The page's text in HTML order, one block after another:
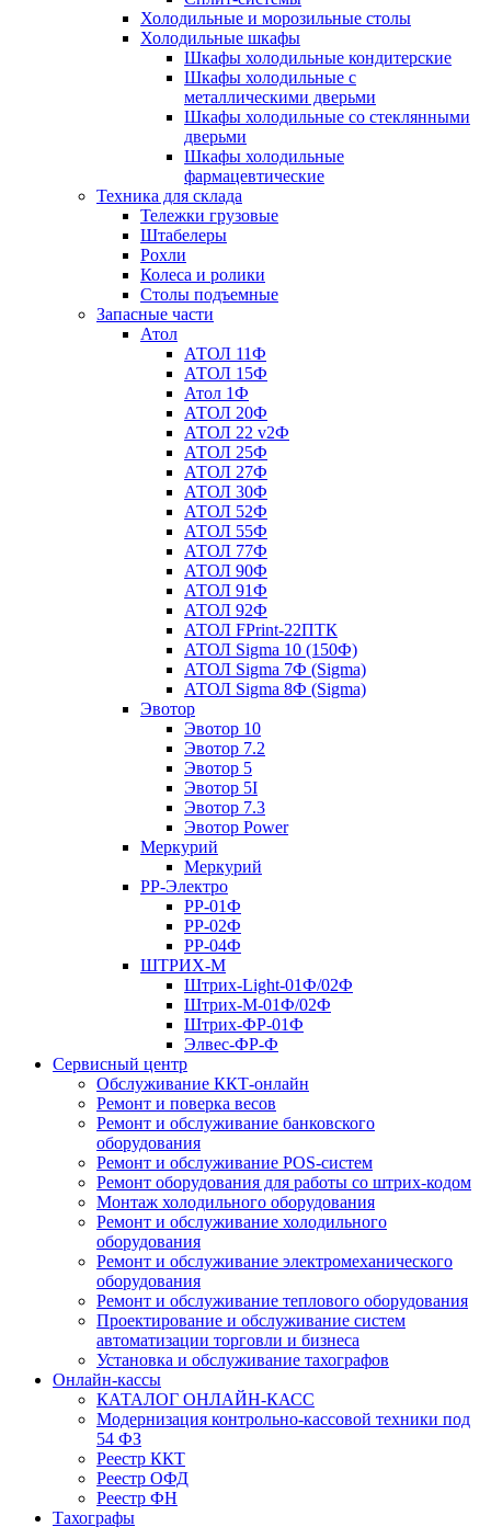
Холодильные и морозильные столы
Холодильные шкафы
Шкафы холодильные кондитерские
Шкафы холодильные с
металлическими дверьми
Шкафы холодильные со стеклянными
дверьми
Шкафы холодильные
фармацевтические
Техника для склада
Тележки грузовые
Штабелеры
Рохли
Колеса и ролики
Столы подъемные
Запасные части
Атол
АТОЛ 11Ф
АТОЛ 15Ф
Атол 1Ф
АТОЛ 20Ф
АТОЛ 22 v2Ф
АТОЛ 25Ф
АТОЛ 27Ф
АТОЛ 30Ф
АТОЛ 52Ф
АТОЛ 55Ф
АТОЛ 77Ф
АТОЛ 90Ф
АТОЛ 91Ф
АТОЛ 92Ф
АТОЛ FPrint-22ПТК
АТОЛ Sigma 10 (150Ф)
АТОЛ Sigma 7Ф (Sigma)
АТОЛ Sigma 8Ф (Sigma)
Эвотор
Эвотор 10
Эвотор 7.2
Эвотор 5
Эвотор 5I
Эвотор 7.3
Эвотор Power
Меркурий
Меркурий
РР-Электро
РР-01Ф
РР-02Ф
РР-04Ф
ШТРИХ-М
Штрих-Light-01Ф/02Ф
Штрих-М-01Ф/02Ф
Штрих-ФР-01Ф
Элвес-ФР-Ф
Сервисный центр
Обслуживание ККТ-онлайн
Ремонт и поверка весов
Ремонт и обслуживание банковского
оборудования
Ремонт и обслуживание POS-систем
Ремонт оборудования для работы со штрих-кодом
Монтаж холодильного оборудования
Ремонт и обслуживание холодильного
оборудования
Ремонт и обслуживание электромеханического
оборудования
Ремонт и обслуживание теплового оборудования
Проектирование и обслуживание систем
автоматизации торговли и бизнеса
Установка и обслуживание тахографов
Онлайн-кассы
КАТАЛОГ ОНЛАЙН-КАСС
Модернизация контрольно-кассовой техники под
54 ФЗ
Реестр ККТ
Реестр ОФД
Реестр ФН
Тахографы